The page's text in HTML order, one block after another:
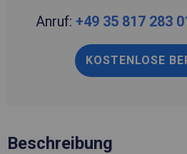
Anruf: +49 35 817 283
KOSTENLOSE
Beschreibung